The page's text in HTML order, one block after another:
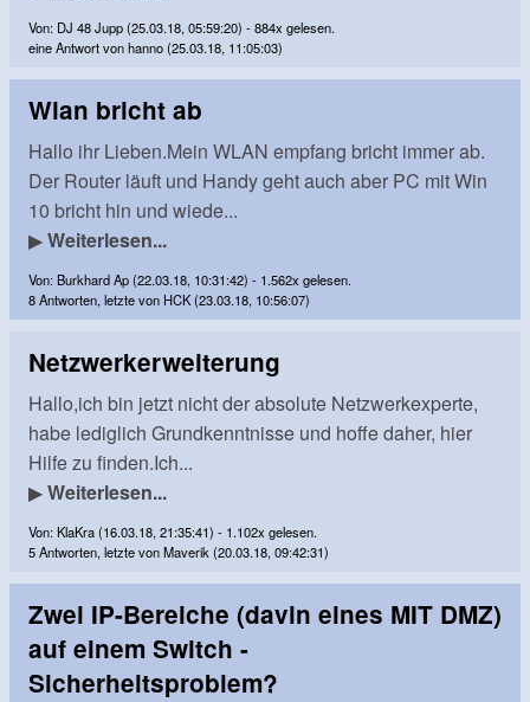
Von: DJ 48 Jupp (25.03.18, 05:59:20) - 884x gelesen.
eine Antwort von hanno (25.03.18, 11:05:03)
Wlan bricht ab
Hallo ihr Lieben.Mein WLAN empfang bricht immer ab.
Der Router läuft und Handy geht auch aber PC mit Win
10 bricht hin und wiede...
▶Weiterlesen...
Von: Burkhard Ap (22.03.18, 10:31:42) - 1.562x gelesen.
8 Antworten, letzte von HCK (23.03.18, 10:56:07)
Netzwerkerweiterung
Hallo,ich bin jetzt nicht der absolute Netzwerkexperte,
habe lediglich Grundkenntnisse und hoffe daher, hier
Hilfe zu finden.Ich...
▶Weiterlesen...
Von: KlaKra (16.03.18, 21:35:41) - 1.102x gelesen.
5 Antworten, letzte von Maverik (20.03.18, 09:42:31)
Zwei IP-Bereiche (davin eines MIT DMZ)
auf einem Switch -
Sicherheitsproblem?